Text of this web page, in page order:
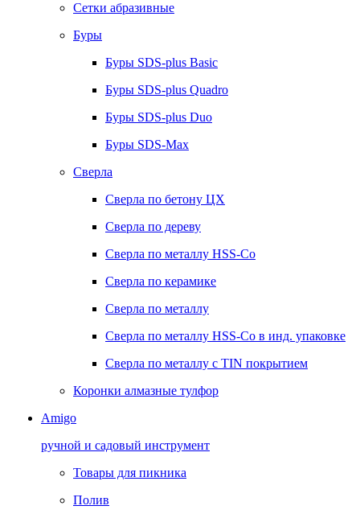
Сетки абразивные
Буры
Буры SDS-plus Basic
Буры SDS-plus Quadro
Буры SDS-plus Duo
Буры SDS-Max
Сверла
Сверла по бетону ЦХ
Сверла по дереву
Сверла по металлу HSS-Co
Сверла по керамике
Сверла по металлу
Сверла по металлу HSS-Co в инд. упаковке
Сверла по металлу с TIN покрытием
Коронки алмазные тулфор
Amigo
ручной и садовый инструмент
Товары для пикника
Полив